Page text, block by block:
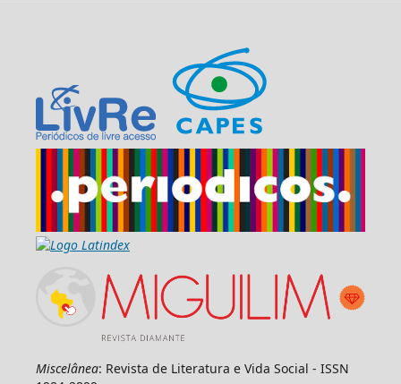
Miscelânea: Revista de Literatura e Vida Social - ISSN